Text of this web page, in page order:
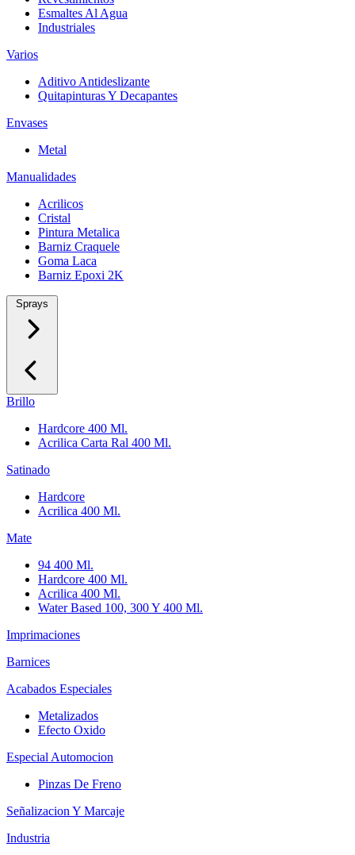
Esmaltes Al Agua
Industriales
Varios
Aditivo Antideslizante
Quitapinturas Y Decapantes
Envases
Metal
Manualidades
Acrilicos
Cristal
Pintura Metalica
Barniz Craquele
Goma Laca
Barniz Epoxi 2K
Sprays
Brillo
Hardcore 400 Ml.
Acrilica Carta Ral 400 Ml.
Satinado
Hardcore
Acrilica 400 Ml.
Mate
94 400 Ml.
Hardcore 400 Ml.
Acrilica 400 Ml.
Water Based 100, 300 Y 400 Ml.
Imprimaciones
Barnices
Acabados Especiales
Metalizados
Efecto Oxido
Especial Automocion
Pinzas De Freno
Señalizacion Y Marcaje
Industria